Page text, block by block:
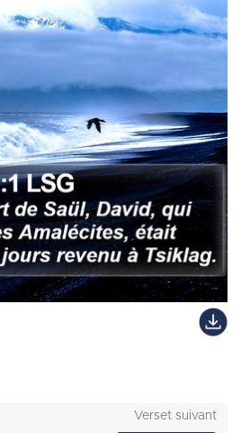
Verset suivant